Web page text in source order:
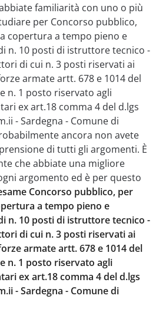
familiarità con uno o più
per Concorso pubblico,
copertura a tempo pieno e
n. 10 posti di istruttore tecnico -
di cui n. 3 posti riservati ai
armate artt. 678 e 1014 del
n. 1 posto riservato agli
ex art.18 comma 4 del d.lgs
- Sardegna - Comune di
ancora non avete
di tutti gli argomenti. È
che abbiate una migliore
argomento ed è per questo
Concorso pubblico, per
a tempo pieno e
n. 10 posti di istruttore tecnico -
di cui n. 3 posti riservati ai
armate artt. 678 e 1014 del
n. 1 posto riservato agli
ex art.18 comma 4 del d.lgs
- Sardegna - Comune di